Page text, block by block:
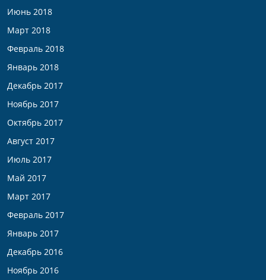
Июнь 2018
Март 2018
Февраль 2018
Январь 2018
Декабрь 2017
Ноябрь 2017
Октябрь 2017
Август 2017
Июль 2017
Май 2017
Март 2017
Февраль 2017
Январь 2017
Декабрь 2016
Ноябрь 2016